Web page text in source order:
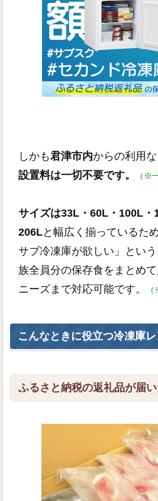
しかも君津市内からの利用な
設置料は一切不要です。
（※
サイズは33L・60L・100L・
206Lと幅広く揃っているた
サブ冷凍庫が欲しい」とい
族全員分の保存食をまとめ
ニーズまで対応可能です。
こんなときに役立つ冷凍庫レ
ふるさと納税の返礼品が届い